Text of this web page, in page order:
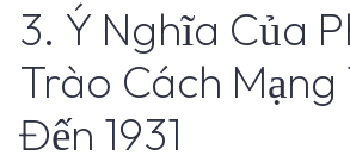
3. Ý Nghĩa Của
Trào Cách Mạng
Đến 1931